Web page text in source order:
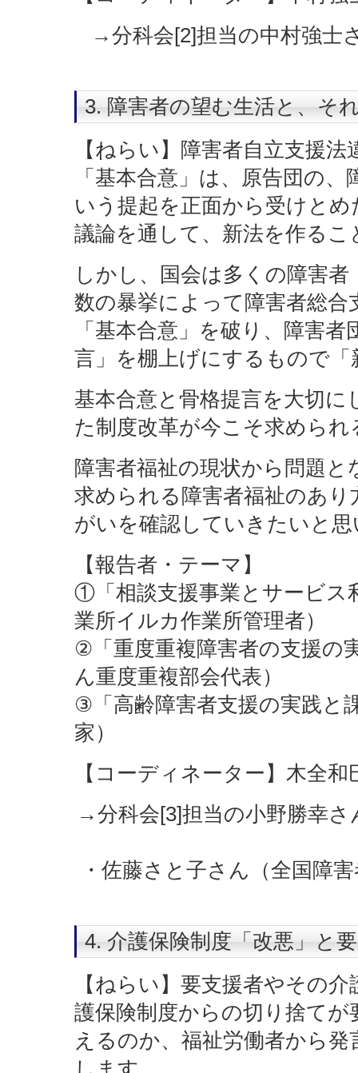
→分科会[2]担当の中村強士
3. 障害者の望む生活と、そ
【ねらい】障害者自立支援
「基本合意」は、原告団の
いう提起を正面から受けと
議論を通して、新法を作る
しかし、国会は多くの障害
数の暴挙によって障害者総
「基本合意」を破り、障害
言」を棚上げにするもので
基本合意と骨格提言を大切
た制度改革が今こそ求めら
障害者福祉の現状から問題
求められる障害者福祉のあ
がいを確認していきたいと
【報告者・テーマ】
①「相談支援事業とサービ
業所イルカ作業所管理者）
②「重度重複障害者の支援の
ん重度重複部会代表）
③「高齢障害者支援の実践と
家）
【コーディネーター】木全
→分科会[3]担当の小野勝幸
・佐藤さと子さん（全国障
4. 介護保険制度「改悪」と
【ねらい】要支援者やその
護保険制度からの切り捨て
えるのか、福祉労働者から
します。